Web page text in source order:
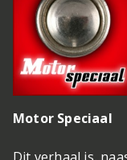
Motor Speciaal